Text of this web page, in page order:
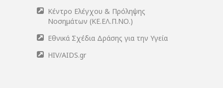
Κέντρο Ελέγχου & Πρόληψης
Νοσημάτων (ΚΕ.ΕΛ.Π.ΝΟ.)
Εθνικά Σχέδια Δράσης για την Υγεία
HIV/AIDS.gr